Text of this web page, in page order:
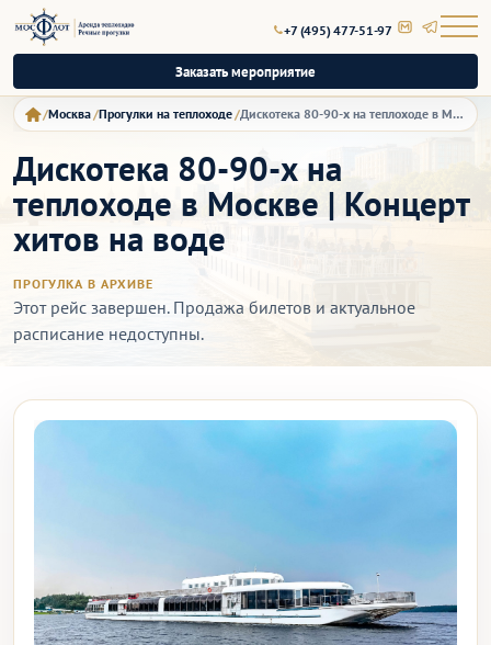
+7 (495) 477-51-97
Заказать мероприятие
Москва Прогулки на теплоходе Дискотека 80-90-х на теплоходе в Москве | Концерт хитов на воде
Дискотека 80-90-х на
теплоходе в Москве | Концерт
хитов на воде
ПРОГУЛКА В АРХИВЕ
Этот рейс завершен. Продажа билетов и актуальное
расписание недоступны.